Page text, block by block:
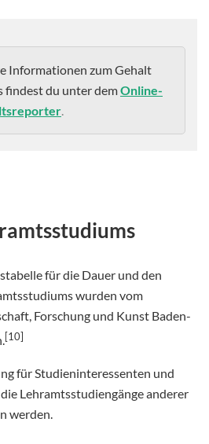
Informationen zum Gehalt
findest du unter demOnline-
für die Dauer und den
wurden vom
Forschung und Kunst Baden-
[10]
für Studieninteressenten und
Lehramtsstudiengänge anderer
werden.